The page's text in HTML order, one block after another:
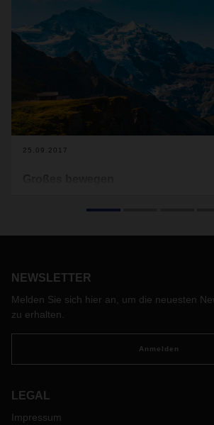
25.09.2017
NEWSLETTER
Melden Sie sich hier an, um die neuesten
zu erhalten.
Anmelden
LEGAL
Impressum